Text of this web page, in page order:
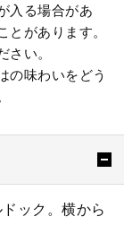
入る場合があ
とがあります。
さい。
の味わいをどう
ック。横から